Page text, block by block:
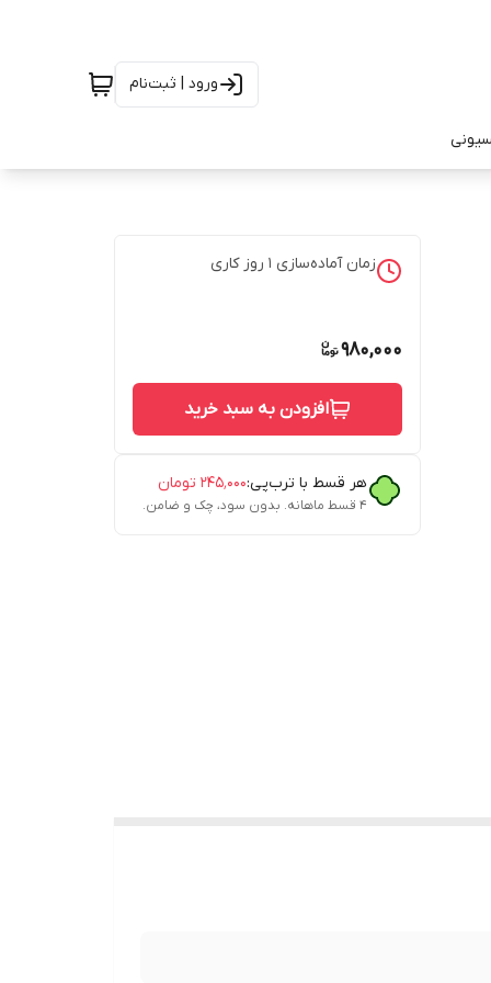
ورود | ثبت‌نام
زمان آماده‌سازی 1 روز کاری
980,000
افزودن به سبد خرید
هر قسط با ترب‌پی:۲۴۵٬۰۰۰ تومان
۴ قسط ماهانه. بدون سود، چک و ضامن.